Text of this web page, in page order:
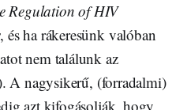
Regulation of HIV
, és ha rákeresünk valóban
nem találunk az
A nagysikerű, (forradalmi)
azt kifogásolják, hogy